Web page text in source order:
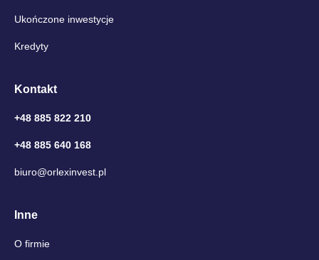
Ukończone inwestycje
Kredyty
Kontakt
+48 885 822 210
+48 885 640 168
biuro@orlexinvest.pl
Inne
O firmie